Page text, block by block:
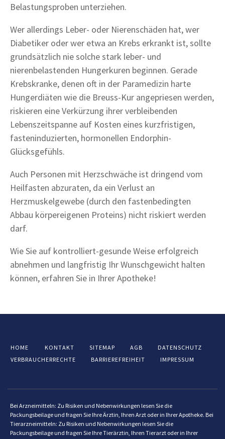
Belastungsproben unterziehen.
Wer allerdings Leber- oder Nierenschäden hat, wer
Diabetiker oder wer etwa an Krebs erkrankt ist, sollte
grundsätzlich nie solche stark leber- und
nierenbelastenden Hungerkuren beginnen. Gerade
Krebskranke, denen oft in der Paramedizin harte
Hungerdiäten wie die Breuss-Kur angepriesen werden,
riskieren eine Verkürzung ihrer verbleibenden
Lebenszeitspanne auf Kosten eines kurzfristigen,
fasteninduzierten, hormonellen Endorphin-
Glücksgefühls.
Auch Personen mit Herzschwäche ist dringend vom
Heilfasten abzuraten, da ein Verlust an
Herzmuskelgewebe (durch den fastenbedingten
Abbau körpereigenen Proteins) nicht riskiert werden
darf.
Wie Sie auf kontrolliert-gesunde Weise erfolgreich
abnehmen und langfristig Ihr Wunschgewicht halten
können, erfahren Sie in Ihrer Apotheke!
HOME KONTAKT SITEMAP AGB
DATENSCHUTZ
VERBRAUCHERRECHTE
BARRIEREFREIHEIT IMPRESSUM
Bei Arzneimitteln: Zu Risiken und Nebenwirkungen lesen Sie die
Packungsbeilage und fragen Sie Ihre Ärztin, Ihren Arzt oder in Ihrer Apotheke. Bei
Tierarzneimitteln: Zu Risiken und Nebenwirkungen lesen Sie die
Packungsbeilage und fragen Sie Ihre Tierärztin, Ihren Tierarzt oder in Ihrer